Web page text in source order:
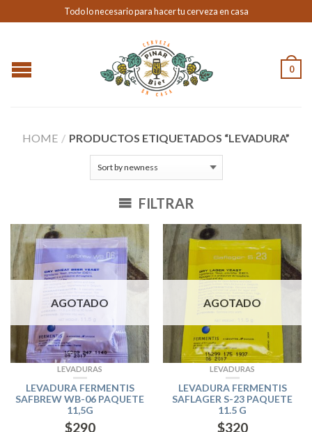
Todo lo necesario para hacer tu cerveza en casa
0
HOME / PRODUCTOS ETIQUETADOS “LEVADURA”
FILTRAR
AGOTADO
LEVADURAS
LEVADURA FERMENTIS
SAFBREW WB-06 PAQUETE
11,5G
$290
AGOTADO
LEVADURAS
LEVADURA FERMENTIS
SAFLAGER S-23 PAQUETE
11.5 G
$320